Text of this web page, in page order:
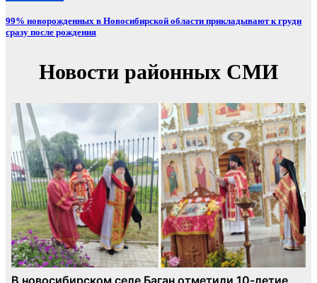
99% новорожденных в Новосибирской области прикладывают к груди
сразу после рождения